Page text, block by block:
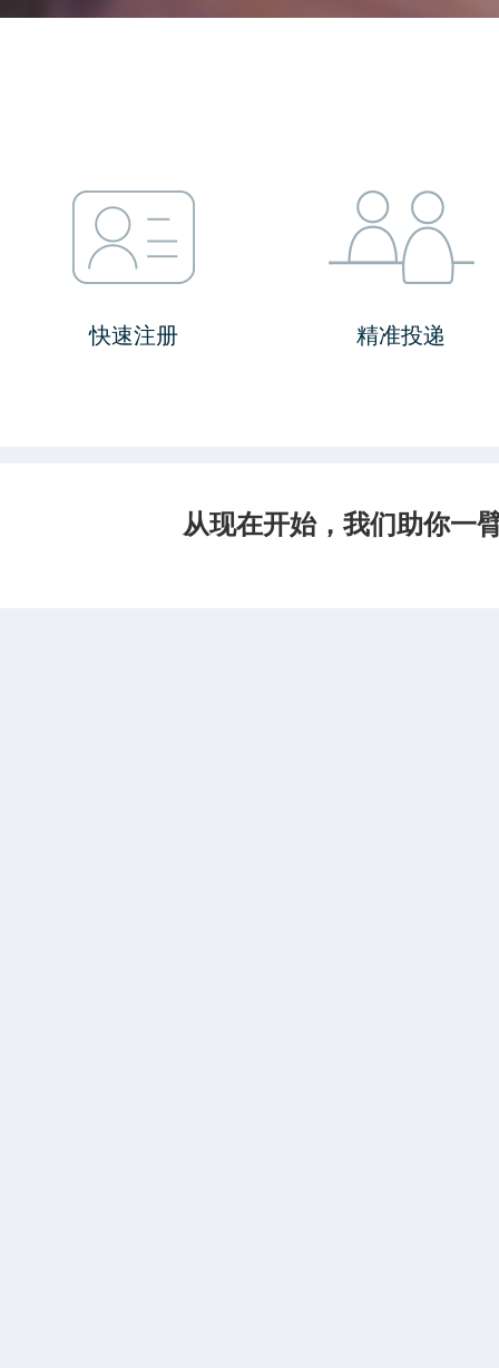
快速注册 精准投递
从现在开始，我们助你一